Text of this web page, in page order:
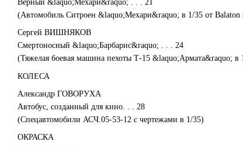
Верный &laquo;Мехари&raquo; . . . 21
(Автомобиль Ситроен &laquo;Мехари&raquo; в 1/35 от Balaton
Сергей ВИШНЯКОВ
Смертоносный &laquo;Барбарис&raquo; . . . 24
(Тяжелая боевая машина пехоты Т-15 &laquo;Армата&raquo; в
КОЛЕСА
Александр ГОВОРУХА
Автобус, созданный для кино. . . 28
(Спецавтомобили АСЧ.05-53-12 с чертежами в 1/35)
ОКРАСКА